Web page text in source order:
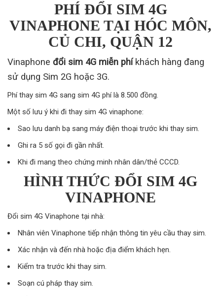
PHÍ ĐỔI SIM 4G
VINAPHONE TẠI HÓC MÔN,
CỦ CHI, QUẬN 12
Vinaphone đổi sim 4G miễn phíkhách hàng đang
sử dụng Sim 2G hoặc 3G.
Phí thay sim 4G sang sim 4G phí là 8.500 đồng.
Một số lưu ý khi đi thay sim 4G vinaphone:
Sao lưu danh bạ sang máy điện thoại trước khi thay sim.
Ghi ra 5 số gọi đi gần nhất.
Khi đi mang theo chứng minh nhân dân/thẻ CCCD.
HÌNH THỨC ĐỔI SIM 4G
VINAPHONE
Đổi sim 4G Vinaphone tại nhà:
Nhân viên Vinaphone tiếp nhận thông tin yêu cầu thay sim.
Xác nhận và đến nhà hoặc địa điểm khách hẹn.
Kiểm tra trước khi thay sim.
Soạn cú pháp thay sim.